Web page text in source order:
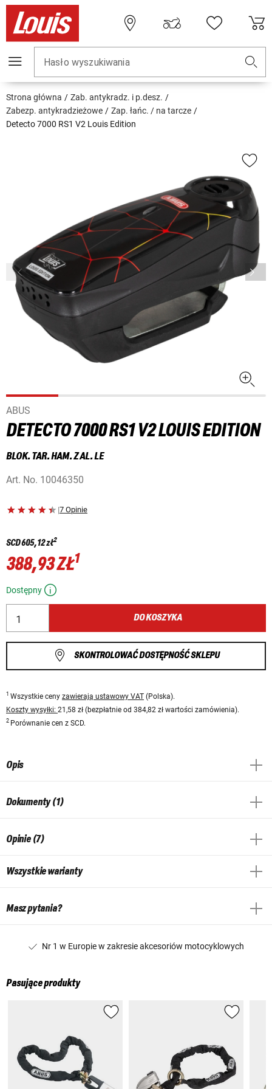
Hasło wyszukiwania
Strona główna
Zab. antykradz. i p.desz.
Zabezp. antykradzieżowe
Zap. łańc. / na tarcze
Detecto 7000 RS1 V2 Louis Edition
ABUS
DETECTO 7000 RS1 V2 LOUIS EDITION
BLOK. TAR. HAM. Z AL. LE
Art. No. 10046350
|7 Opinie
SCD605,12 zł2
388,93 ZŁ1
Dostępny
DO KOSZYKA
SKONTROLOWAĆ DOSTĘPNOŚĆ SKLEPU
1 Wszystkie ceny zawierają ustawowy VAT (Polska).
Koszty wysyłki: 21,58 zł (bezpłatnie od 384,82 zł wartości zamówienia).
2 Porównanie cen z SCD.
Opis
Dokumenty (1)
Opinie (7)
Wszystkie warianty
Masz pytania?
Nr 1 w Europie w zakresie akcesoriów motocyklowych
Pasujące produkty